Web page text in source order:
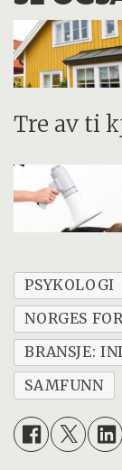
Tre av ti
PSYKOLOGI
NORGES
BRANSJE:
SAMFUNN